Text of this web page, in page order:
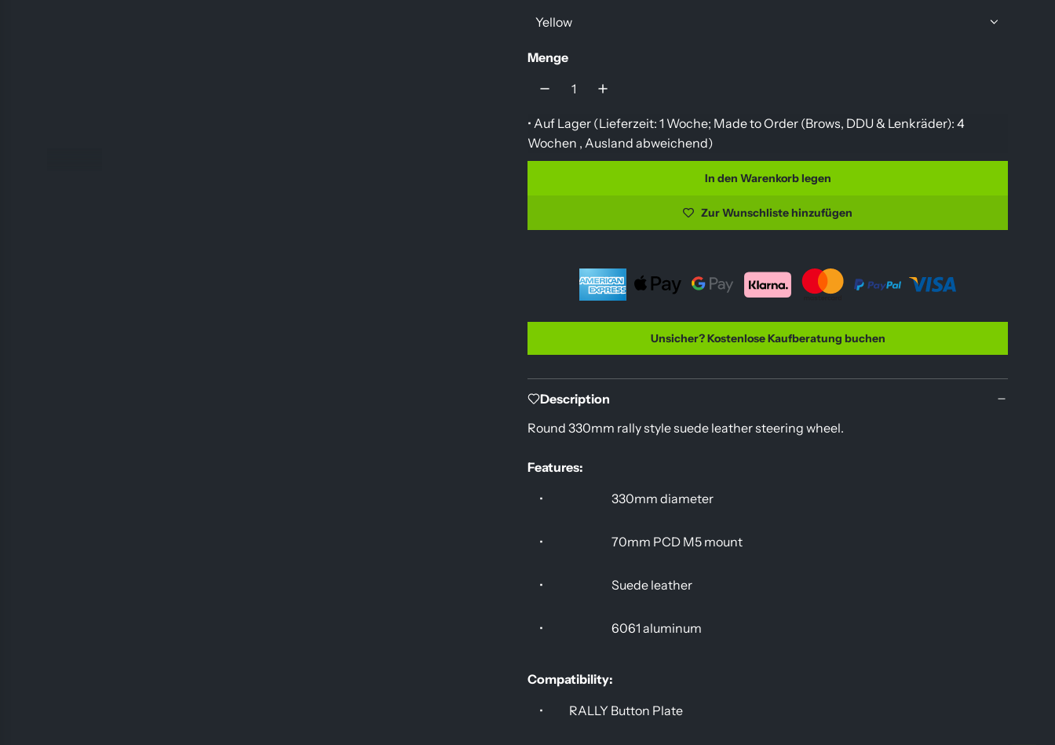
u
ä
e
r
e
Yellow
Menge
• Auf Lager (Lieferzeit: 1 Woche; Made to Order (Brows, DDU & Lenkräder): 4
Wochen , Ausland abweichend)
In den Warenkorb legen
L
d
.
.
Zur Wunschliste hinzufügen
Unsicher? Kostenlose Kaufberatung buchen
Description
Round 330mm rally style suede leather steering wheel.
Features:
•
330mm diameter
• 70mm PCD M5 mount
• Suede leather
• 6061 aluminum
Compatibility:
•
RALLY Button Plate